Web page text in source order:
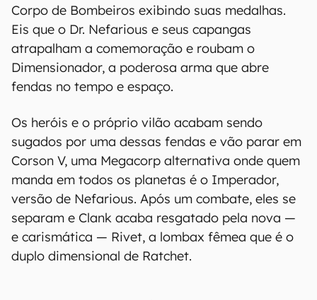
Corpo de Bombeiros exibindo suas medalhas.
Eis que o Dr. Nefarious e seus capangas
atrapalham a comemoração e roubam o
Dimensionador, a poderosa arma que abre
fendas no tempo e espaço.
Os heróis e o próprio vilão acabam sendo
sugados por uma dessas fendas e vão parar em
Corson V, uma Megacorp alternativa onde quem
manda em todos os planetas é o Imperador,
versão de Nefarious. Após um combate, eles se
separam e Clank acaba resgatado pela nova —
e carismática — Rivet, a lombax fêmea que é o
duplo dimensional de Ratchet.